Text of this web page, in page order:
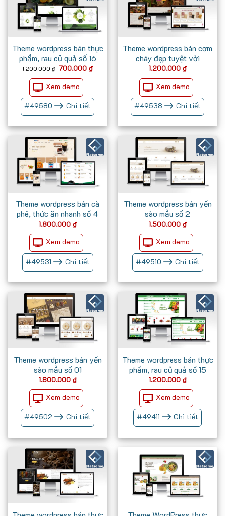
Theme wordpress bán thực
phẩm, rau củ quả số 16
1.200.000₫ Giá
là:
1.200.000 ₫.
700.000₫Giá
hiện
Xem demo
#49580 Chi tiết
Theme wordpress bán cơm
cháy đẹp tuyệt vời
1.200.000 ₫
Xem demo
#49538 Chi tiết
Theme wordpress bán cà
phê, thức ăn nhanh số 4
1.800.000 ₫
Xem demo
#49531 Chi tiết
Theme wordpress bán yến
sào mẫu số 2
1.500.000 ₫
Xem demo
#49510 Chi tiết
Theme wordpress bán yến
sào mẫu số 01
1.800.000 ₫
Xem demo
#49502 Chi tiết
Theme wordpress bán thực
phẩm, rau củ quả số 15
1.200.000 ₫
Xem demo
#49411 Chi tiết